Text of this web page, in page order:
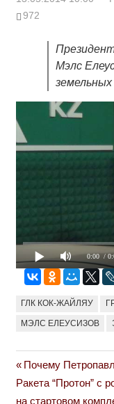
972
Мэлс
0:00 /
ГЛК КОК-ЖАЙЛЯУ
МЭЛС ЕЛЕУСИЗОВ
Навигация
по
Previous
Post:
Почему
Next
Post:
Ракета “Протон” с
на стартовом